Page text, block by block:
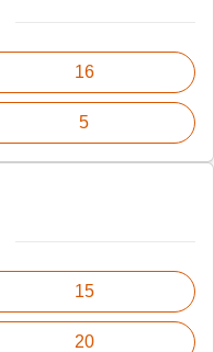
16
5
15
20